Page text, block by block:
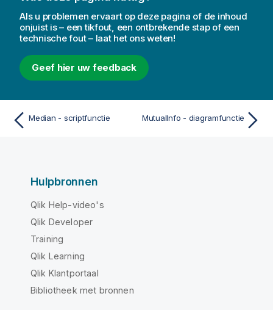
Als u problemen ervaart op deze pagina of de inhoud
onjuist is – een tikfout, een ontbrekende stap of een
technische fout – laat het ons weten!
Geef hier uw feedback
Median - scriptfunctie MutualInfo - diagramfunctie
Hulpbronnen
Qlik Help-video's
Qlik Developer
Training
Qlik Learning
Qlik Klantportaal
Bibliotheek met bronnen